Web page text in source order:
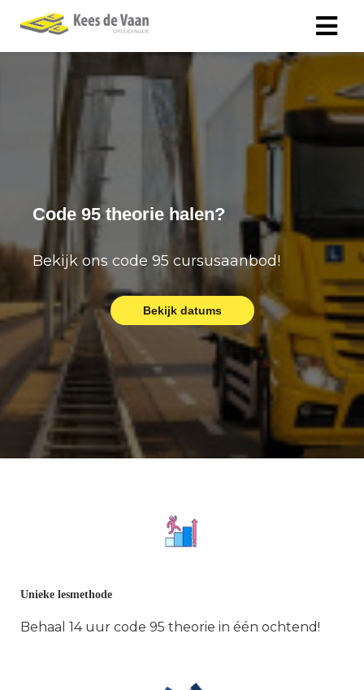
Code 95 theorie halen?
Bekijk ons code 95 cursusaanbod!
Bekijk datums
Unieke lesmethode
Behaal 14 uur code 95 theorie in één ochtend!